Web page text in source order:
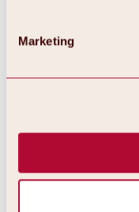
Marketing
Alles